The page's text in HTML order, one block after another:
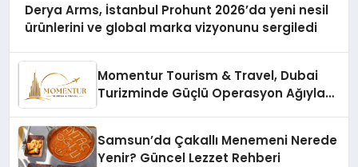
Derya Arms, İstanbul Prohunt 2026’da yeni nesil
ürünlerini ve global marka vizyonunu sergiledi
Momentur Tourism & Travel, Dubai
Turizminde Güçlü Operasyon Ağıyla
Samsun’da Çakallı Menemeni Nerede
Yenir? Güncel Lezzet Rehberi